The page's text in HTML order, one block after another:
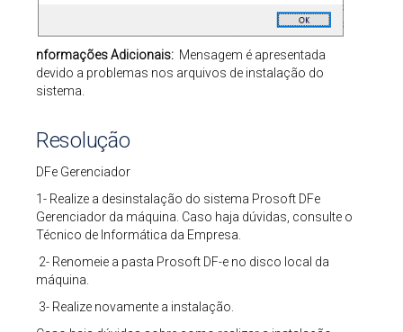
nformações Adicionais: Mensagem é apresentada
devido a problemas nos arquivos de instalação do
sistema.
Resolução
DFe Gerenciador
1- Realize a desinstalação do sistema Prosoft DFe
Gerenciador da máquina. Caso haja dúvidas, consulte o
Técnico de Informática da Empresa.
2- Renomeie a pasta Prosoft DF-e no disco local da
máquina.
3- Realize novamente a instalação.